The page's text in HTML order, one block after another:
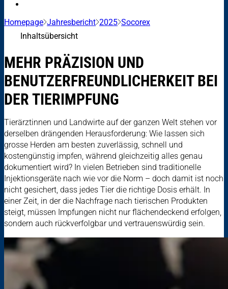
Homepage Jahresbericht 2025 Socorex
Inhaltsübersicht
MEHR PRÄZISION UND
BENUTZERFREUNDLICHERKEIT BEI
DER TIERIMPFUNG
Tierärztinnen und Landwirte auf der ganzen Welt stehen vor
derselben drängenden Herausforderung: Wie lassen sich
grosse Herden am besten zuverlässig, schnell und
kostengünstig impfen, während gleichzeitig alles genau
dokumentiert wird? In vielen Betrieben sind traditionelle
Injektionsgeräte nach wie vor die Norm – doch damit ist noch
nicht gesichert, dass jedes Tier die richtige Dosis erhält. In
einer Zeit, in der die Nachfrage nach tierischen Produkten
steigt, müssen Impfungen nicht nur flächendeckend erfolgen,
sondern auch rückverfolgbar und vertrauenswürdig sein.